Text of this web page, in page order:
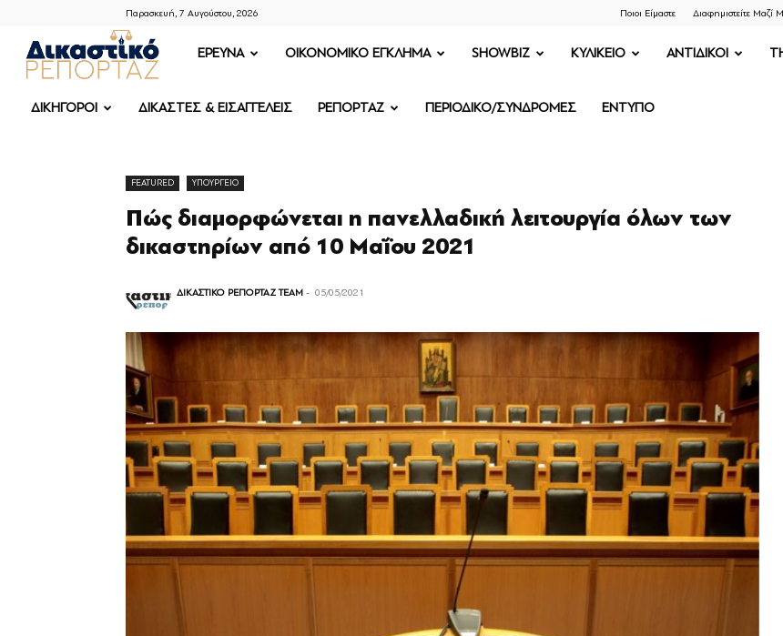
Παρασκευή, 7 Αυγούστου, 2026 Ποιοι Είμαστε Διαφημιστείτε Μαζί
ΔΙΚΑΣΤΙΚΟ
ΡΕΠΟΡΤΑΖ
ΕΡΕΥΝΑ OIKONOMIKO ΕΓΚΛΗΜΑ SHOWBIZ ΚΥΛΙΚΕΙΟ ΑΝΤΙΔΙΚΟΙ
ΔΙΚΗΓΟΡΟΙ ΔΙΚΑΣΤΕΣ & ΕΙΣΑΓΓΕΛΕΙΣ ΡΕΠΟΡΤΑΖ ΠΕΡΙΟΔΙΚΟ/ΣΥΝΔΡΟΜΕΣ ΕΝΤΥΠΟ
FEATURED ΥΠΟΥΡΓΕΙΟ
Πώς διαμορφώνεται η πανελλαδική λειτουργία όλων των
δικαστηρίων από 10 Μαΐου 2021
ΔΙΚΑΣΤΙΚΟ ΡΕΠΟΡΤΑΖ TEAM - 05/05/2021